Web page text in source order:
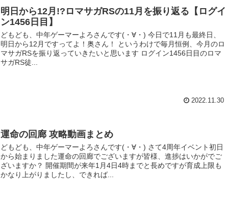
明日から12月!?ロマサガRSの11月を振り返る【ログイ
ン1456日目】
どもども、中年ゲーマーよろさんです(・∀・) 今日で11月も最終日、
明日から12月ですってよ！奥さん！ というわけで毎月恒例、今月のロ
マサガRSを振り返っていきたいと思います ログイン1456日目のロマ
サガRS徒...
2022.11.30
運命の回廊 攻略動画まとめ
どもども、中年ゲーマーよろさんです(・∀・) さて4周年イベント初日
から始まりました運命の回廊でございますが皆様、進捗はいかがでご
ざいますか？ 開催期間が来年1月4日4時までと長めですが育成上限も
かなり上がりましたし、できれば...